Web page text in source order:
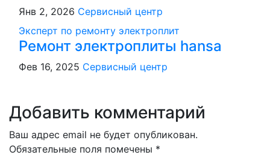
Янв 2, 2026 Сервисный центр
Эксперт по ремонту электроплит
Ремонт электроплиты hansa
Фев 16, 2025 Сервисный центр
Добавить комментарий
Ваш адрес email не будет опубликован.
Обязательные поля помечены *